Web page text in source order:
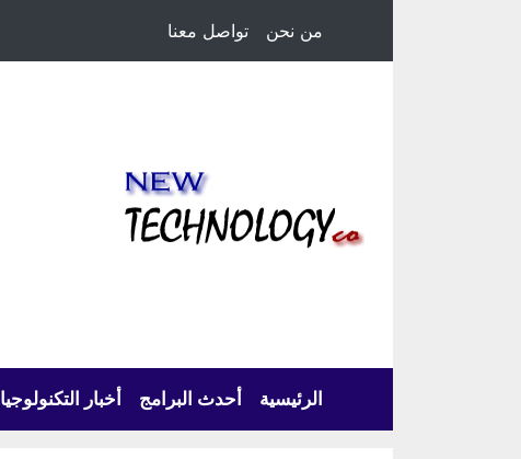
من نحن تواصل معنا
الرئيسية أحدث البرامج أخبار التكنولوجيا